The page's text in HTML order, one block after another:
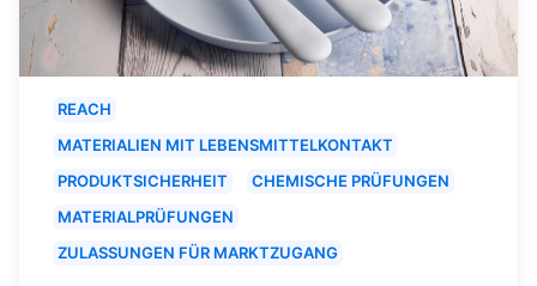
REACH
MATERIALIEN MIT LEBENSMITTELKONTAKT
PRODUKTSICHERHEIT
CHEMISCHE PRÜFUNGEN
MATERIALPRÜFUNGEN
ZULASSUNGEN FÜR MARKTZUGANG